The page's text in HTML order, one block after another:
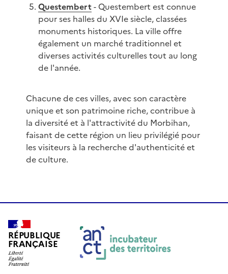
Questembert- Questembert est connue
pour ses halles du XVIe siècle, classées
monuments historiques. La ville offre
également un marché traditionnel et
diverses activités culturelles tout au long
de l'année.
Chacune de ces villes, avec son caractère
unique et son patrimoine riche, contribue à
la diversité et à l'attractivité du Morbihan,
faisant de cette région un lieu privilégié pour
les visiteurs à la recherche d'authenticité et
de culture.
RÉPUBLIQUE
FRANÇAISE